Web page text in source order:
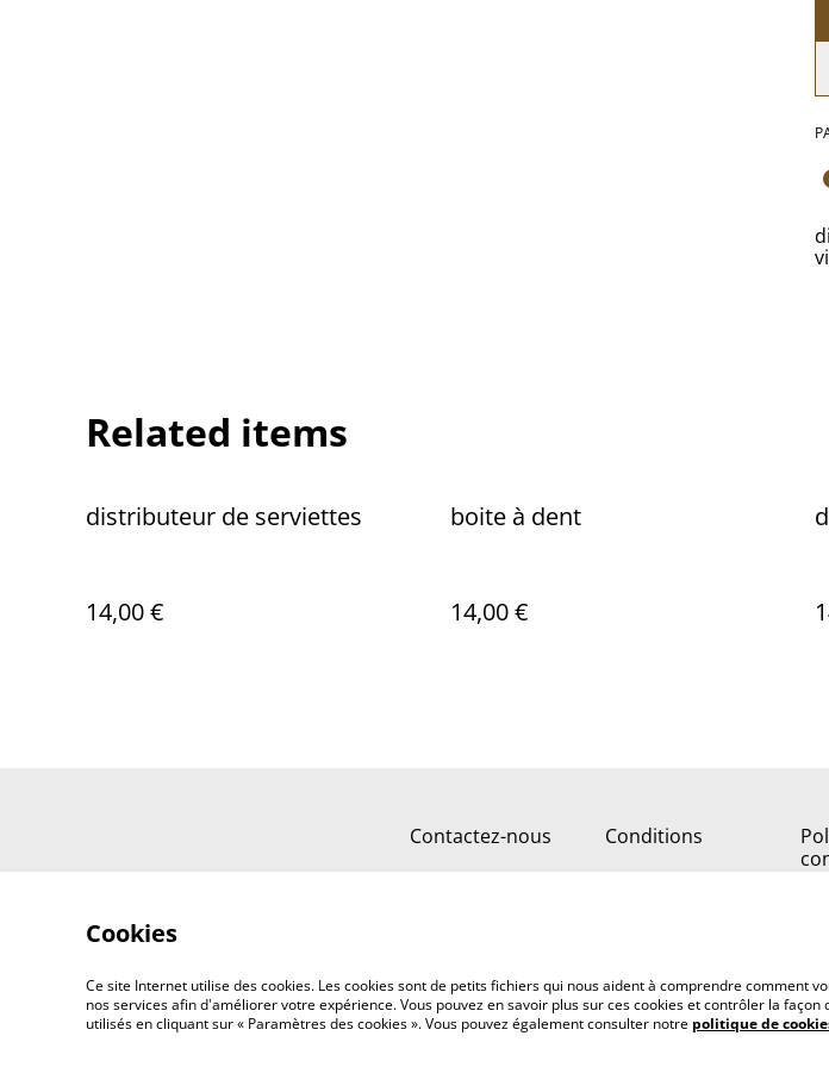
Related items
distributeur de serviettes
14,00 €
boite à dent
14,00 €
Contactez-nous Conditions
©2026 Tout Qu'en Bois
Cookies
Ce site Internet utilise des cookies. Les cookies sont de petits fichiers qui nous aident à comprendre comment
nos services afin d'améliorer votre expérience. Vous pouvez en savoir plus sur ces cookies et contrôler la façon
utilisés en cliquant sur « Paramètres des cookies ». Vous pouvez également consulter notre politique de